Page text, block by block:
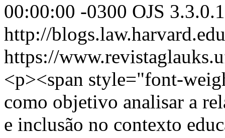
00:00:00 -0300 OJS
http://
https://
<p><span style="font-
como objetivo analisar a
e inclusão no contexto